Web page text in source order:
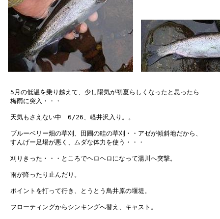
5月の低温を乗り越えて、少し陽気が初夏らしくなったと思ったら
梅雨に突入・・・
天気もさえない中　6/26、軽井沢入り。。
ブルーベリー畑の草刈、田圃の畦の草刈・・アゼが傾斜地だから、
すんげー足場が悪く、ムダな体力を使う・・・
刈りきった・・・ところでヘロヘロになって湯川へ突撃。
雨が降ったり止んだり。
ポイントを打って行き、とうとう鳥井原の堰堤。
フローティングからシンキングへ替え、キャスト。